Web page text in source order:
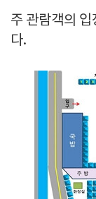
주 관람객의
다.